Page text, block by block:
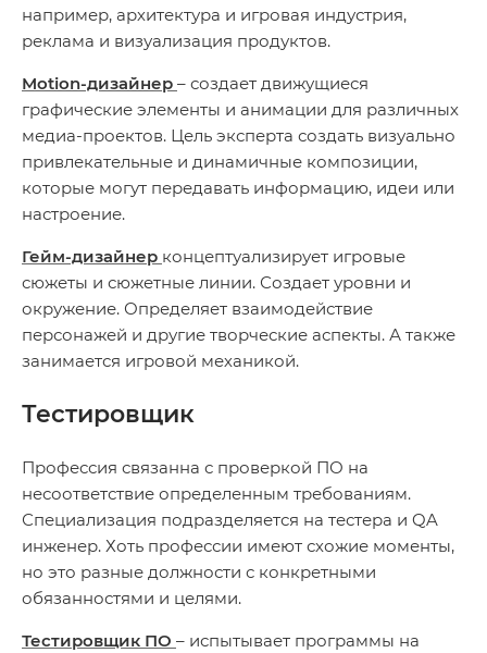
например, архитектура и игровая индустрия,
реклама и визуализация продуктов.
Motion-дизайнер – создает движущиеся
графические элементы и анимации для различных
медиа-проектов. Цель эксперта создать визуально
привлекательные и динамичные композиции,
которые могут передавать информацию, идеи или
настроение.
Гейм-дизайнер концептуализирует игровые
сюжеты и сюжетные линии. Создает уровни и
окружение. Определяет взаимодействие
персонажей и другие творческие аспекты. А также
занимается игровой механикой.
Тестировщик
Профессия связанна с проверкой ПО на
несоответствие определенным требованиям.
Специализация подразделяется на тестера и QA
инженер. Хоть профессии имеют схожие моменты,
но это разные должности с конкретными
обязанностями и целями.
Тестировщик ПО – испытывает программы на